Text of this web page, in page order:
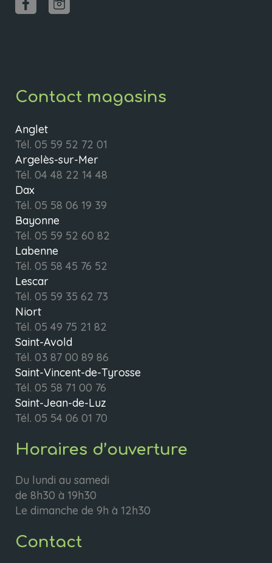
Contact magasins
Anglet
Tél. 05 59 52 72 01
Argelès-sur-Mer
Tél. 04 48 22 14 48
Dax
Tél. 05 58 06 19 39
Bayonne
Tél. 05 59 52 60 82
Labenne
Tél. 05 58 45 76 52
Lescar
Tél. 05 59 35 62 73
Niort
Tél. 05 49 75 21 82
Saint-Avold
Tél. 03 87 00 89 86
Saint-Vincent-de-Tyrosse
Tél. 05 58 71 00 76
Saint-Jean-de-Luz
Tél. 05 54 06 01 70
Horaires d’ouverture
Du lundi au samedi
de 8h30 à 19h30
Le dimanche de 9h à 12h30
Contact